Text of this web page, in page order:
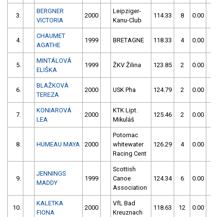
3.
BERGNER
VICTORIA
2000
Leipziger-
Kanu-Club
114.33 8 0.00
4.
CHAUMET
AGATHE
1999 BRETAGNE 118.33 4 0.00
5.
MINTÁLOVÁ
ELIŠKA
1999 ŽKV Žilina 123.85 2 0.00
6.
BLAŽKOVÁ
TEREZA
2000 USK Pha 124.79 2 0.00
7.
KONIAROVÁ
LEA
2000
KTK Lipt.
Mikuláš
125.46 2 0.00
8. HUMEAU MAYA 2000
Potomac
whitewater
Racing Cent
126.29 4 0.00
9.
JENNINGS
MADDY
1999
Scottish
Canoe
Association
124.34 6 0.00
10.
KALETKA
FIONA
2000
VfL Bad
Kreuznach
118.63 12 0.00